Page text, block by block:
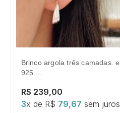
brinco argola três camadas. em prata
925....
R$ 239,00
3x de R$ 79,67 sem juros